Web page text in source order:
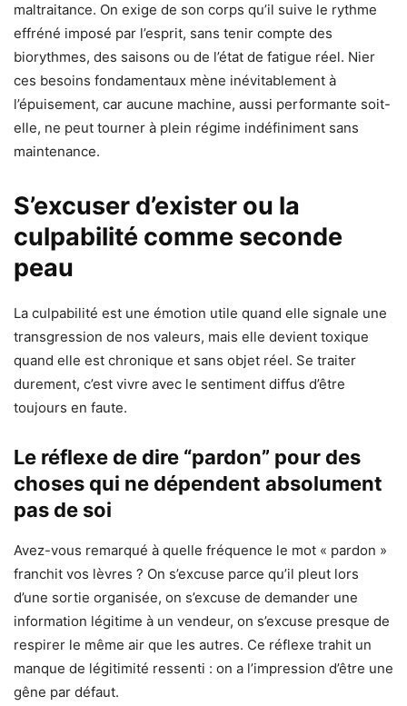
maltraitance. On exige de son corps qu’il suive le rythme
effréné imposé par l’esprit, sans tenir compte des
biorythmes, des saisons ou de l’état de fatigue réel. Nier
ces besoins fondamentaux mène inévitablement à
l’épuisement, car aucune machine, aussi performante soit-
elle, ne peut tourner à plein régime indéfiniment sans
maintenance.
S’excuser d’exister ou la
culpabilité comme seconde
peau
La culpabilité est une émotion utile quand elle signale une
transgression de nos valeurs, mais elle devient toxique
quand elle est chronique et sans objet réel. Se traiter
durement, c’est vivre avec le sentiment diffus d’être
toujours en faute.
Le réflexe de dire “pardon” pour des
choses qui ne dépendent absolument
pas de soi
Avez-vous remarqué à quelle fréquence le mot « pardon »
franchit vos lèvres ? On s’excuse parce qu’il pleut lors
d’une sortie organisée, on s’excuse de demander une
information légitime à un vendeur, on s’excuse presque de
respirer le même air que les autres. Ce réflexe trahit un
manque de légitimité ressenti : on a l’impression d’être une
gêne par défaut.